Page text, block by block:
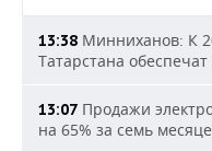
13:38 Минниханов: К
Татарстана
13:07 Продажи
на 65% за семь